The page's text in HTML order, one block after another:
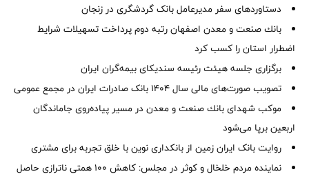
دستاوردهای سفر مدیرعامل بانک گردشگری در زنجان
بانك صنعت و معدن اصفهان رتبه دوم پرداخت تسهیلات شرایط
اضطرار استان را كسب كرد
برگزاری جلسه هیئت رئیسه سندیکای بیمه‌گران ایران
تصویب صورت‌های مالی سال ۱۴۰۴ بانک صادرات ایران در مجمع عمومی
موكب شهدای بانك صنعت و معدن در مسیر پیاده‌روی جاماندگان
اربعین برپا می‌شود
روایت بانک ایران زمین از بانکداری نوین با خلق تجربه برای مشتری
نماینده مردم خلخال و کوثر در مجلس: کاهش ۱۰۰ همتی ناترازی حاصل